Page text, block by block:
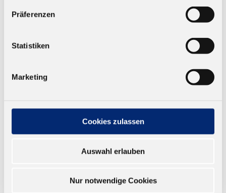
Präferenzen
Statistiken
Marketing
Cookies zulassen
Auswahl erlauben
Nur notwendige Cookies
Geprüft nach EN 14257 (Watt 91). Farbe: braun.
Ab 14,38 € zzgl. MwSt.
ZUM WARENKORB